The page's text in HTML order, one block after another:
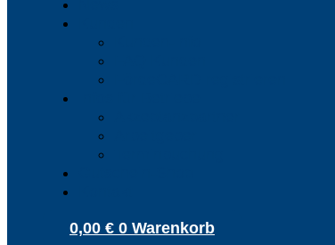
0,00 € 0 Warenkorb